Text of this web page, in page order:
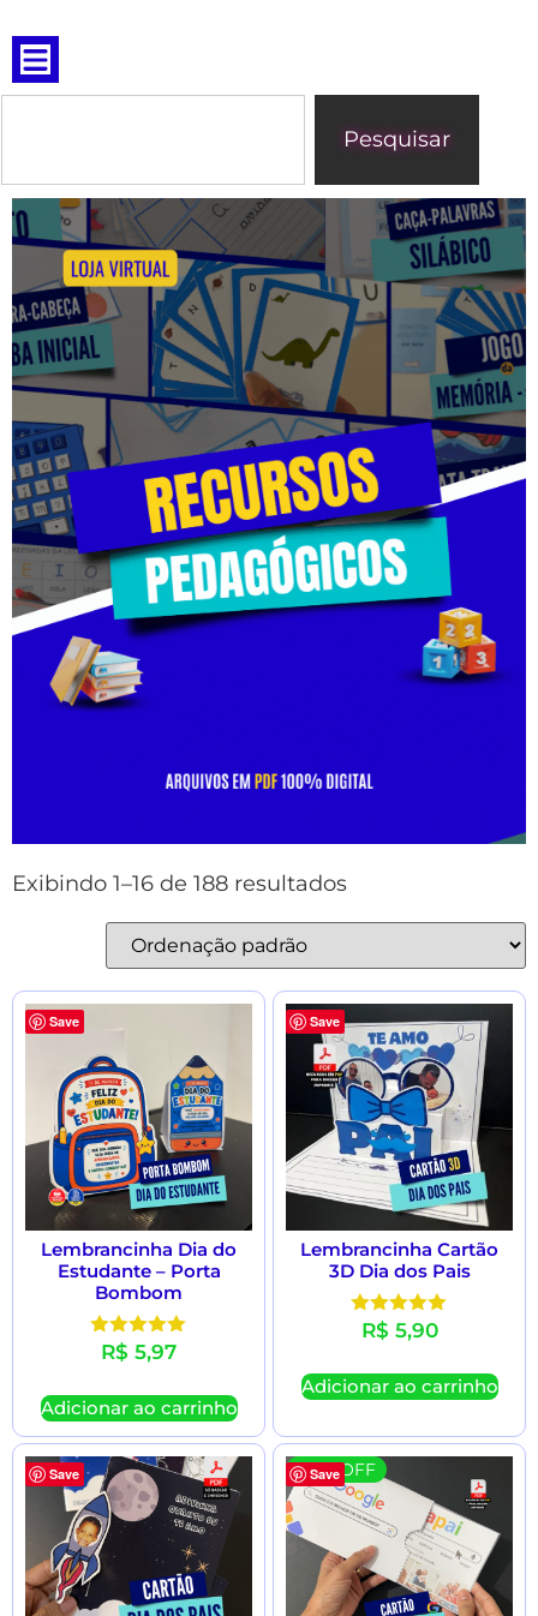
Pesquisar
Exibindo 1–16 de 188 resultados
Save
Lembrancinha Dia do
Estudante – Porta
Bombom
Avaliação
5.00
R$ 5,97
Adicionar ao carrinho
Save
Lembrancinha Cartão
3D Dia dos Pais
Avaliação
5.00
R$ 5,90
Adicionar ao carrinho
Save Save
70 % OFF